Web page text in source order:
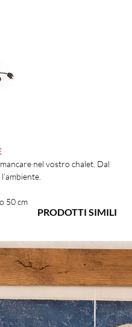
nel vostro chalet. Dal
50 cm
PRODOTTI SIMILI